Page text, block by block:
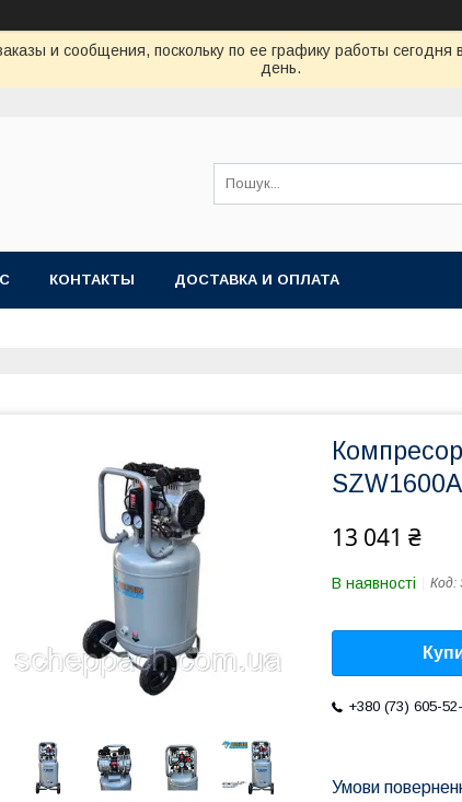
и сообщения, поскольку по ее графику работы
день.
КОНТАКТЫ ДОСТАВКА И ОПЛАТА
13 041 ₴
В наявності Код:
+380 (73) 605-